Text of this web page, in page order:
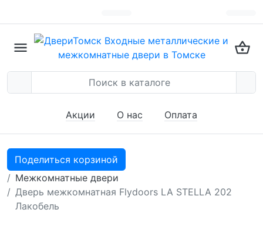
Акции О нас Оплата
Поделиться корзиной
Межкомнатные двери
Дверь межкомнатная Flydoors LA STELLA 202
Лакобель